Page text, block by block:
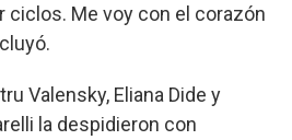
ciclos. Me voy con el corazón
Valensky, Eliana Dide y
la despidieron con